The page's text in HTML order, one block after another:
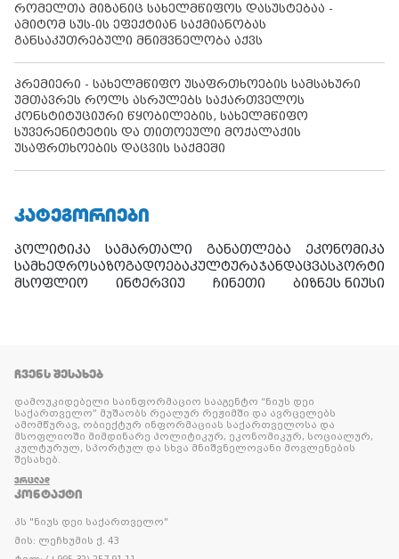
რომელთა მიზანიც სახელმწიფოს დასუსტებაა -
ამიტომ სუს-ის ეფექტიან საქმიანობას
განსაკუთრებული მნიშვნელობა აქვს
პრემიერი - სახელმწიფო უსაფრთხოების სამსახური
უმთავრეს როლს ასრულებს საქართველოს
კონსტიტუციური წყობილების, სახელმწიფო
სუვერენიტეტის და თითოეული მოქალაქის
უსაფრთხოების დაცვის საქმეში
ᲙᲐᲢᲔᲒᲝᲠᲘᲔᲑᲘ
პოლიტიკა სამართალი განათლება
ეკონომიკა
სამხედროსაზოგადოებაკულტურაჯანდაცვასპორტი
მსოფლიო
ინტერვიუ ჩინეთი ბიზნეს ნიუსი
ᲩᲕᲔᲜᲡ ᲨᲔᲡᲐᲮᲔᲑ
დამოუკიდებელი საინფორმაციო სააგენტო “ნიუს დეი
საქართველო” მუშაობს რეალურ რეჟიმში და ავრცელებს
ამომწურავ, ობიექტურ ინფორმაციას საქართველოსა და
მსოფლიოში მიმდინარე პოლიტიკურ, ეკონომიკურ, სოციალურ,
კულტურულ, სპორტულ და სხვა მნიშვნელოვანი მოვლენების
შესახებ.
ᲕᲠᲪᲚᲐᲓ
ᲙᲝᲜᲢᲐᲥᲢᲘ
პს "ნიუს დეი საქართველო"
მის: ლეჩხუმის ქ. 43